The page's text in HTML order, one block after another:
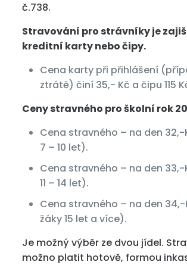
č.738.
Stravování pro strávníky je
kreditní karty nebo čipy.
Cena karty při přihlášení
ztrátě) činí 35,- Kč a čipu 115
Ceny stravného pro školní rok
Cena stravného – na den
7 – 10 let).
Cena stravného – na den
11 – 14 let).
Cena stravného – na den
žáky 15 let a více).
Je možný výběr ze dvou jídel.
možno platit hotově, formou